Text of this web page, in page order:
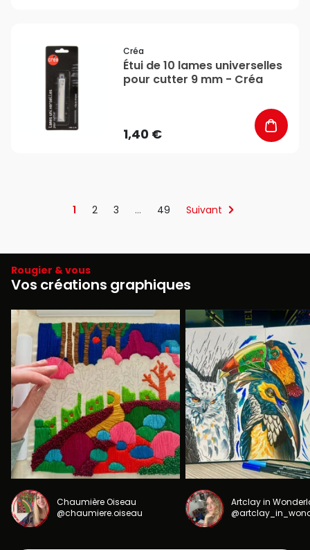
Créa
Étui de 10 lames universelles
pour cutter 9 mm - Créa
1,40 €
1 2 3 … 49 Suivant
Rougier & vous
Vos créations graphiques
Chaumière Oiseau
@chaumiere.oiseau
Artclay in